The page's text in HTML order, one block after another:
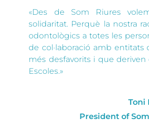
«Des de Som Riures
solidaritat. Perquè la nostra
odontològics a totes les
de col·laboració amb
més desfavorits i que
Escoles.»
Toni
President of